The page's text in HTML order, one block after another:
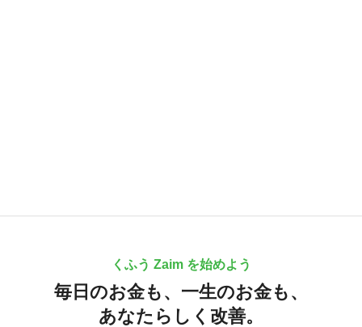
くふう Zaim を始めよう
毎日のお金も、 一生のお金も、
あなたらしく改善。